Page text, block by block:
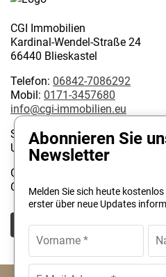
CGI Immobilien
Kardinal-Wendel-Straße 24
66440 Blieskastel
Telefon: 06842-7086292
Mobil: 0171-3457680
info@cgi-immobilien.eu
Steuernummer: 075/222/02627
USt-IdNr.: DE 314128585
Geschäftsinhaber:
Christophe Garattoni Geprüfter
Abonnieren Sie
Newsletter
Melden Sie sich heute
erster über neue Updates